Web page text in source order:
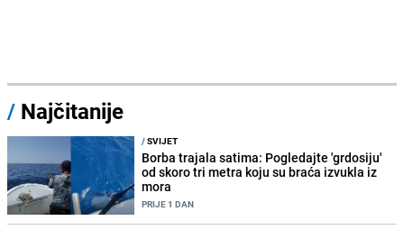
/ Najčitanije
/SVIJET
Borba trajala satima: Pogledajte 'grdosiju'
od skoro tri metra koju su braća izvukla iz
mora
PRIJE 1 DAN